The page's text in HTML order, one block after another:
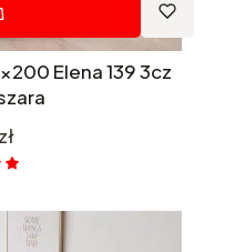
Elena 139 3cz